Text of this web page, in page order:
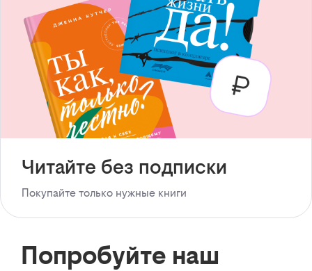
Читайте без подписки
Покупайте только нужные книги
Попробуйте наш